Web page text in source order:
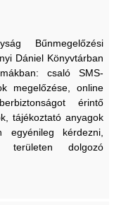
Bűnmegelőzési
Dániel Könyvtárban
csaló SMS-
megelőzése, online
érintő
tájékoztató anyagok
kérdezni,
területen dolgozó